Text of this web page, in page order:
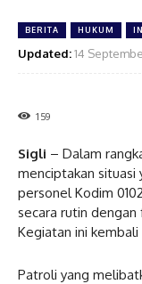
BERITA HUKUM
Updated:14
159
Sigli – Dalam
menciptakan situasi
personel Kodim
secara rutin
Kegiatan ini
Patroli yang